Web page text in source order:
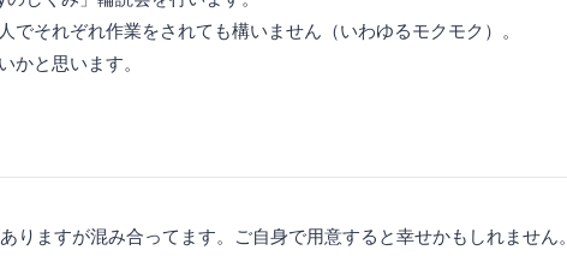
でそれぞれ作業をされても構いません（いわゆるモクモク）。
かと思います。
りますが混み合ってます。ご自身で用意すると幸せかもしれません。